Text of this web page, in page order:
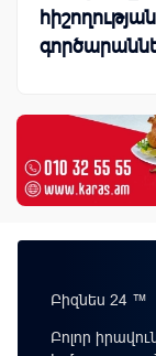
Բիզնես 24 ™
Բոլոր